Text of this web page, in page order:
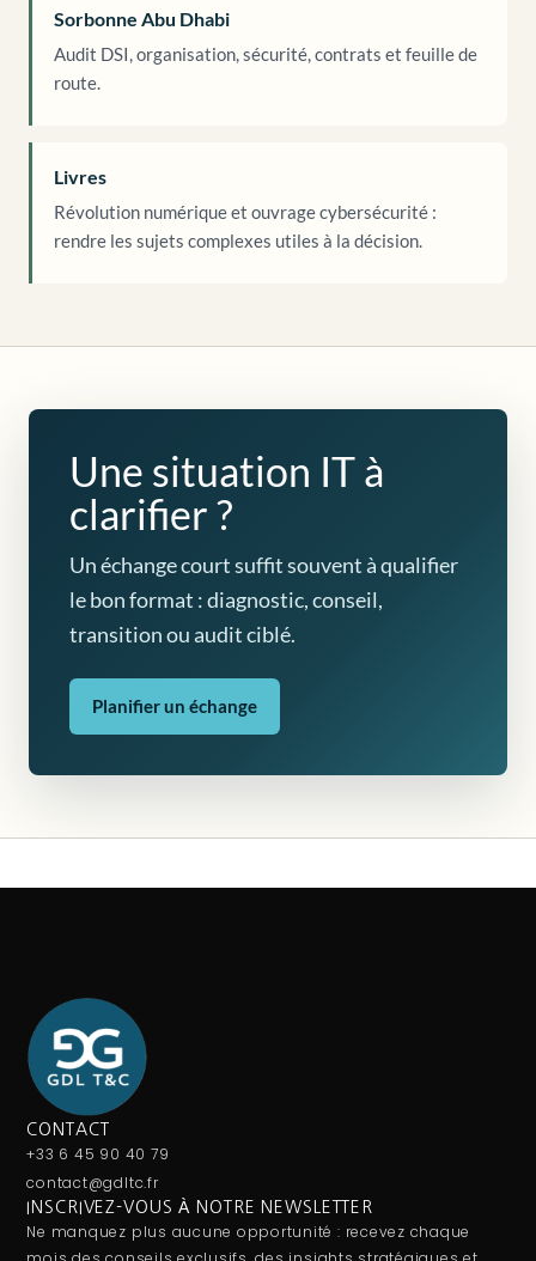
Sorbonne Abu Dhabi
Audit DSI, organisation, sécurité, contrats et feuille de
route.
Livres
Révolution numérique et ouvrage cybersécurité :
rendre les sujets complexes utiles à la décision.
Une situation IT à
clarifier ?
Un échange court suffit souvent à qualifier
le bon format : diagnostic, conseil,
transition ou audit ciblé.
Planifier un échange
CONTACT
+33 6 45 90 40 79
contact@gdltc.fr
INSCRIVEZ-VOUS À NOTRE NEWSLETTER
Ne manquez plus aucune opportunité : recevez chaque